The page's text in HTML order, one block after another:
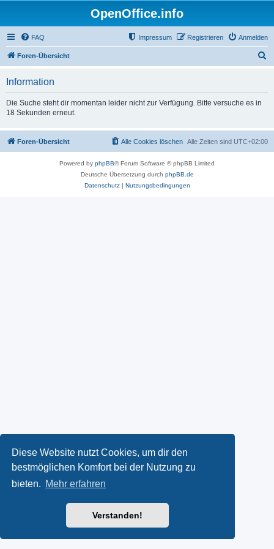
Diese Website nutzt Cookies, um dir den
bestmöglichen Komfort bei der Nutzung zu
bieten. Mehr erfahren
Verstanden!
OpenOffice.info
FAQ Anmelden
Registrieren
Impressum
Foren-Übersicht
Information
Die Suche steht dir momentan leider nicht zur Verfügung. Bitte versuche es in
18 Sekunden erneut.
Foren-Übersicht Alle Zeiten sind UTC+02:00
Alle Cookies löschen
Powered by phpBB® Forum Software © phpBB Limited
Deutsche Übersetzung durch phpBB.de
Datenschutz| Nutzungsbedingungen